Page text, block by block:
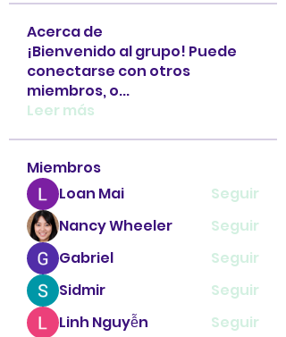
Acerca de
¡Bienvenido al grupo! Puede
conectarse con otros
miembros, o...
Leer más
Miembros
Loan Mai
Seguir
Nancy Wheeler
Seguir
Gabriel
Seguir
Sidmir
Seguir
Linh Nguyễn
Seguir